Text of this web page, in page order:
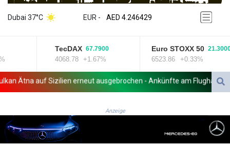
Dubai 37°C EUR -
AED 4.246429
AED 4.246429
AFN 76.887634
AMD 423.342651
AOA 1060.176801
ARS 1724.882575
AUD 1.635501
AZN 1.97002
TecDAX 67.7900
4068.78 +1.67%
Euro STOXX 50 21.3000
6523.86 +0.33%
Ätna auf Sizilien erneut ausgebrochen - Ankünfte am Flughafen
Anzeige